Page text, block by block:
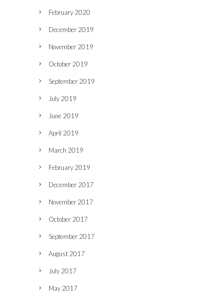
February 2020
December 2019
November 2019
October 2019
September 2019
July 2019
June 2019
April 2019
March 2019
February 2019
December 2017
November 2017
October 2017
September 2017
August 2017
July 2017
May 2017